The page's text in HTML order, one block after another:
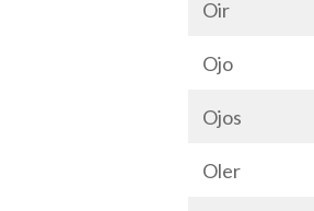
Oir
Ojo
Ojos
Oler